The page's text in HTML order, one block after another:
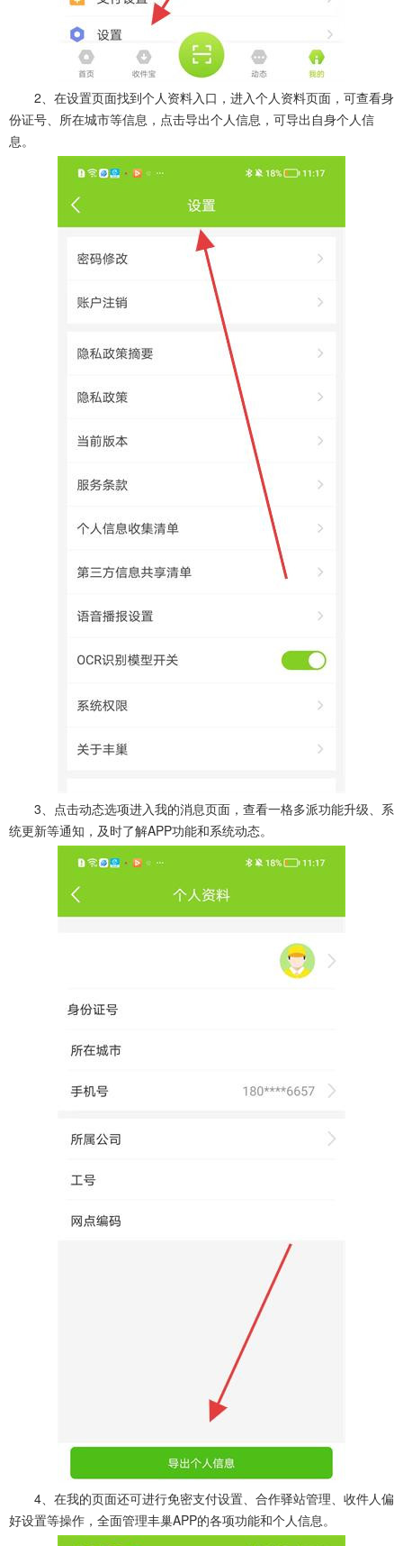
2、在设置页面找到个人资料入口，进入个人资料页面，可查看身
份证号、所在城市等信息，点击导出个人信息，可导出自身个人信
息。
3、点击动态选项进入我的消息页面，查看一格多派功能升级、系
统更新等通知，及时了解APP功能和系统动态。
4、在我的页面还可进行免密支付设置、合作驿站管理、收件人偏
好设置等操作，全面管理丰巢APP的各项功能和个人信息。